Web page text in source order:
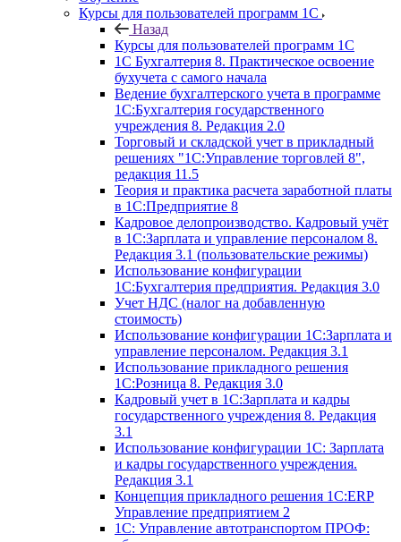
Курсы для пользователей программ 1С
Назад
Курсы для пользователей программ 1С
1С Бухгалтерия 8. Практическое освоение
бухучета с самого начала
Ведение бухгалтерского учета в программе
1С:Бухгалтерия государственного
учреждения 8. Редакция 2.0
Торговый и складской учет в прикладный
решениях "1С:Управление торговлей 8",
редакция 11.5
Теория и практика расчета заработной платы
в 1С:Предприятие 8
Кадровое делопроизводство. Кадровый учёт
в 1С:Зарплата и управление персоналом 8.
Редакция 3.1 (пользовательские режимы)
Использование конфигурации
1С:Бухгалтерия предприятия. Редакция 3.0
Учет НДС (налог на добавленную
стоимость)
Использование конфигурации 1С:Зарплата и
управление персоналом. Редакция 3.1
Использование прикладного решения
1С:Розница 8. Редакция 3.0
Кадровый учет в 1С:Зарплата и кадры
государственного учреждения 8. Редакция
3.1
Использование конфигурации ‎1С: Зарплата
и кадры государственного учреждения.
Редакция 3.1
Концепция прикладного решения 1С:ERP
Управление предприятием 2
1С: Управление автотранспортом ПРОФ: